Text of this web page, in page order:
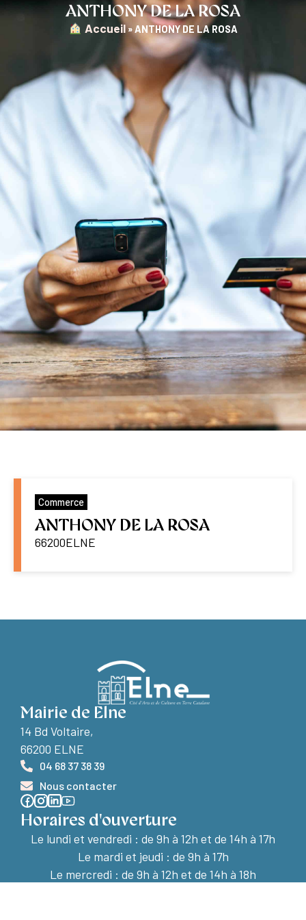
ANTHONY DE LA ROSA
︎ Accueil»ANTHONY DE LA ROSA
Commerce
ANTHONY DE LA ROSA
66200ELNE
Mairie de Elne
14 Bd Voltaire,
66200 ELNE
04 68 37 38 39
Nous contacter
Horaires d'ouverture
Le lundi et vendredi : de 9h à 12h et de 14h à 17h
Le mardi et jeudi : de 9h à 17h
Le mercredi : de 9h à 12h et de 14h à 18h